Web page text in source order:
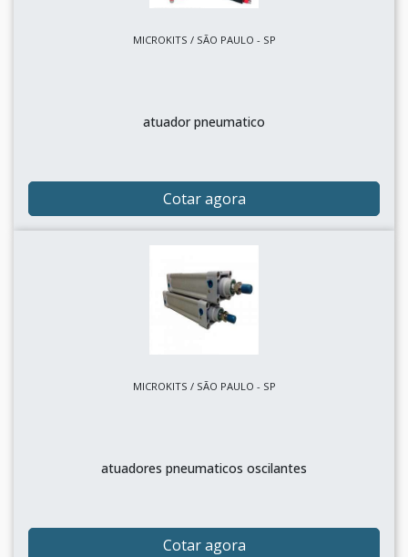
MICROKITS / SÃO PAULO - SP
atuador pneumatico
Cotar agora
MICROKITS / SÃO PAULO - SP
atuadores pneumaticos oscilantes
Cotar agora